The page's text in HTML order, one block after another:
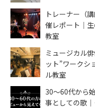
トレーナー（
催レポート｜
教室
ミュージカル
ット”ワークシ
ル教室
30〜60代から
事としての歌